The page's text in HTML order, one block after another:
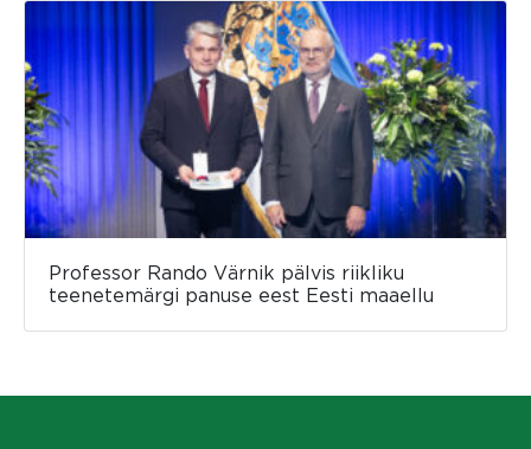
Professor Rando Värnik pälvis riikliku
teenetemärgi panuse eest Eesti maaellu